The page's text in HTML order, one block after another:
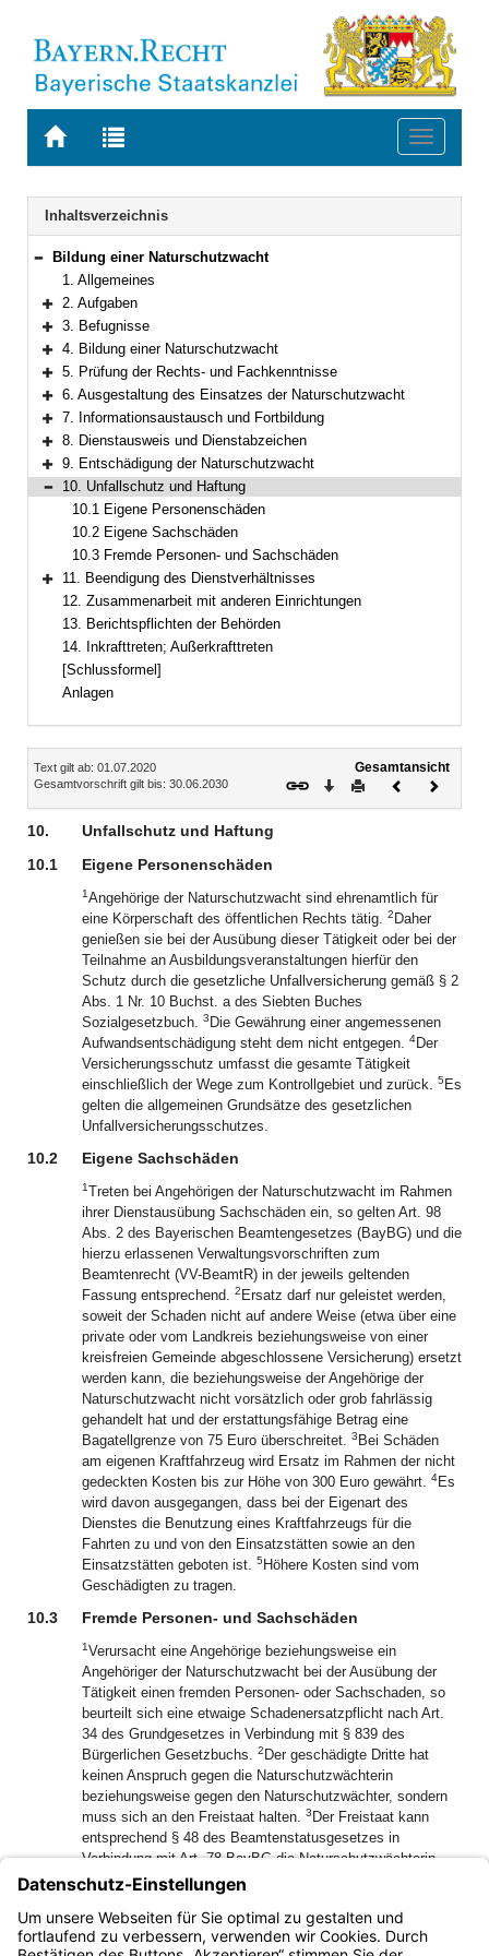
Zur
BAYERN.RECHT
Zur
letzten
Suche
Toggle
Navigation
Inhaltsverzeichnis
Bereich reduzieren
Bildung einer Naturschutzwacht
1. Allgemeines
Bereich erweitern
2. Aufgaben
Bereich erweitern
3. Befugnisse
Bereich erweitern
4. Bildung einer Naturschutzwacht
Bereich erweitern
5. Prüfung der Rechts- und Fachkenntnisse
Bereich erweitern
6. Ausgestaltung des Einsatzes der Naturschutzwacht
Bereich erweitern
7. Informationsaustausch und Fortbildung
Bereich erweitern
8. Dienstausweis und Dienstabzeichen
Bereich erweitern
9. Entschädigung der Naturschutzwacht
Bereich reduzieren
10. Unfallschutz und Haftung
10.1 Eigene Personenschäden
10.2 Eigene Sachschäden
10.3 Fremde Personen- und Sachschäden
Bereich erweitern
11. Beendigung des Dienstverhältnisses
12. Zusammenarbeit mit anderen Einrichtungen
13. Berichtspflichten der Behörden
14. Inkrafttreten; Außerkrafttreten
[Schlussformel]
Anlagen
Inhalt
Text gilt ab: 01.07.2020
Gesamtvorschrift gilt bis: 30.06.2030
Gesamtansicht
Download
DruckenVorheriges
10.
Unfallschutz und Haftung
10.1
Eigene Personenschäden
1Angehörige der Naturschutzwacht sind ehrenamtlich für
eine Körperschaft des öffentlichen Rechts tätig. 2 Daher
genießen sie bei der Ausübung dieser Tätigkeit oder bei der
Teilnahme an Ausbildungsveranstaltungen hierfür den
Schutz durch die gesetzliche Unfallversicherung gemäß § 2
Abs. 1 Nr. 10 Buchst. a des Siebten Buches
Sozialgesetzbuch. 3 Die Gewährung einer angemessenen
Aufwandsentschädigung steht dem nicht entgegen. 4Der
Versicherungsschutz umfasst die gesamte Tätigkeit
einschließlich der Wege zum Kontrollgebiet und zurück. 5 Es
gelten die allgemeinen Grundsätze des gesetzlichen
Unfallversicherungsschutzes.
10.2 Eigene Sachschäden
1Treten bei Angehörigen der Naturschutzwacht im Rahmen
ihrer Dienstausübung Sachschäden ein, so gelten Art. 98
Abs. 2 des Bayerischen Beamtengesetzes (BayBG) und die
hierzu erlassenen Verwaltungsvorschriften zum
Beamtenrecht (VV-BeamtR) in der jeweils geltenden
Fassung entsprechend. 2 Ersatz darf nur geleistet werden,
soweit der Schaden nicht auf andere Weise (etwa über eine
private oder vom Landkreis beziehungsweise von einer
kreisfreien Gemeinde abgeschlossene Versicherung) ersetzt
werden kann, die beziehungsweise der Angehörige der
Naturschutzwacht nicht vorsätzlich oder grob fahrlässig
gehandelt hat und der erstattungsfähige Betrag eine
Bagatellgrenze von 75 Euro überschreitet. 3 Bei Schäden
am eigenen Kraftfahrzeug wird Ersatz im Rahmen der nicht
gedeckten Kosten bis zur Höhe von 300 Euro gewährt. 4Es
wird davon ausgegangen, dass bei der Eigenart des
Dienstes die Benutzung eines Kraftfahrzeugs für die
Fahrten zu und von den Einsatzstätten sowie an den
Einsatzstätten geboten ist. 5 Höhere Kosten sind vom
Geschädigten zu tragen.
10.3 Fremde Personen- und Sachschäden
1Verursacht eine Angehörige beziehungsweise ein
Angehöriger der Naturschutzwacht bei der Ausübung der
Tätigkeit einen fremden Personen- oder Sachschaden, so
beurteilt sich eine etwaige Schadenersatzpflicht nach Art.
34 des Grundgesetzes in Verbindung mit § 839 des
Bürgerlichen Gesetzbuchs. 2 Der geschädigte Dritte hat
keinen Anspruch gegen die Naturschutzwächterin
beziehungsweise gegen den Naturschutzwächter, sondern
muss sich an den Freistaat halten. 3 Der Freistaat kann
entsprechend § 48 des Beamtenstatusgesetzes in
Verbindung mit Art. 78 BayBG die Naturschutzwächterin
beziehungsweise den Naturschutzwächter nur dann in
Regress nehmen, wenn die Naturschutzwächterin
beziehungsweise der Naturschutzwächter vorsätzlich oder
grob fahrlässig gehandelt hat.